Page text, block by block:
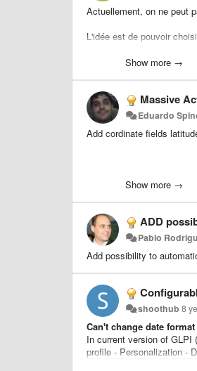
Actuellement, on ne peut
L'idée est de pouvoir
pas prévenu à chaque fois.
Show more →
Massive
Eduardo
Add cordinate fields
Show more →
ADD
Pablo
Add possibility to
shoothub 8
Can't change date
In current version of
profile - Personalization -